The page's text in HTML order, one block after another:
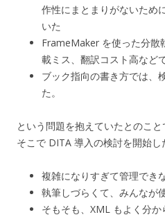
作性にまとまりがないため
いた
FrameMaker を使った分散
載ミス、翻訳コスト高など
ブック指向の書き方では、
た。
という問題を抱えていたとのこと
そこで DITA 導入の検討を開始
複雑になりすぎて管理でき
執筆しづらくて、みんなが
そもそも、XML もよく分か